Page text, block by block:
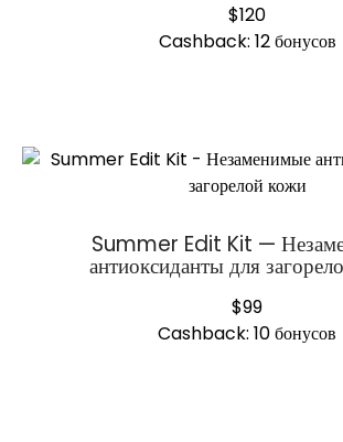
$120
Cashback: 12 бонусов
Summer Edit Kit —
антиоксиданты для
$99
Cashback: 10 бонусов